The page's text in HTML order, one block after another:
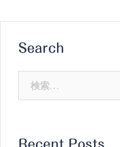
Search
Recent Posts